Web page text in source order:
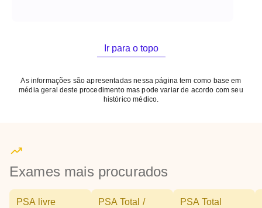
Ir para o topo
As informações são apresentadas nessa página tem como base em
média geral deste procedimento mas pode variar de acordo com seu
histórico médico.
Exames mais procurados
PSA livre
PSA Total /
PSA Total